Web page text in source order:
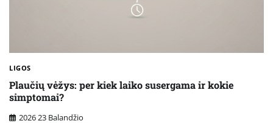
LIGOS
Plaučių vėžys: per kiek laiko susergama ir kokie
simptomai?
2026 23 Balandžio